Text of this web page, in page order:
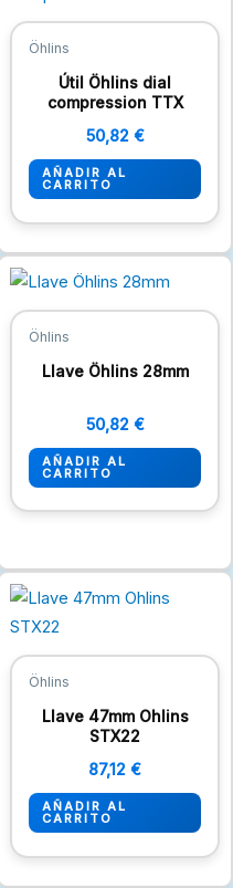
Öhlins
Útil Öhlins dial
compression TTX
50,82 €
AÑADIR AL
CARRITO
Öhlins
Llave Öhlins 28mm
50,82 €
AÑADIR AL
CARRITO
Öhlins
Llave 47mm Ohlins
STX22
87,12 €
AÑADIR AL
CARRITO